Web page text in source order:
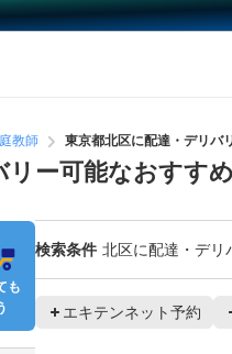
教師 東京都北区に配達・デリバ
リー可能なおすす
検索条件 北区に配達・デリ
エキテンネット予約
も